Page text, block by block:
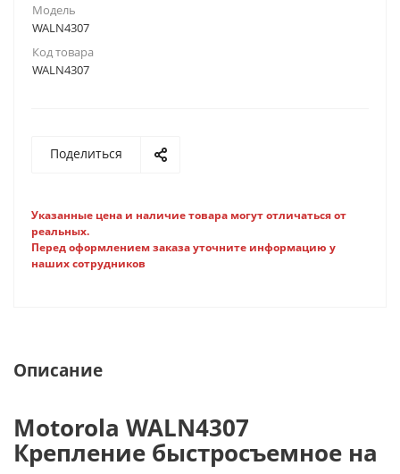
Модель
WALN4307
Код товара
WALN4307
Поделиться
Указанные цена и наличие товара могут отличаться от
реальных.
Перед оформлением заказа уточните информацию у
наших сотрудников
Описание
Motorola WALN4307
Крепление быстросъемное на